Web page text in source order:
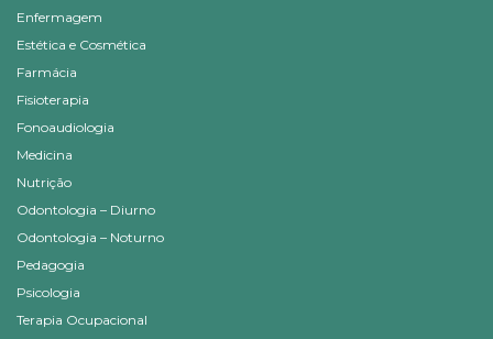
Enfermagem
Estética e Cosmética
Farmácia
Fisioterapia
Fonoaudiologia
Medicina
Nutrição
Odontologia – Diurno
Odontologia – Noturno
Pedagogia
Psicologia
Terapia Ocupacional